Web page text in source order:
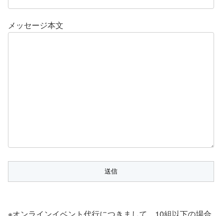
メッセージ本文
※オンラインイベント代行につきまして、10組以下の場合